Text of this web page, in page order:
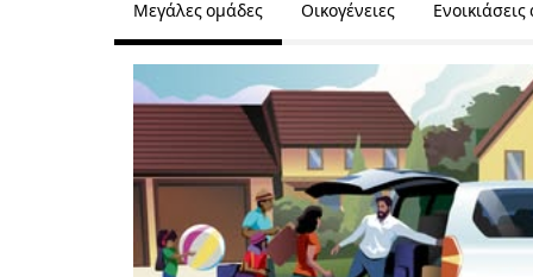
Μεγάλες ομάδες Οικογένειες